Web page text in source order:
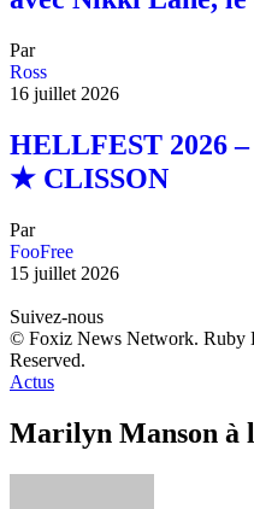
Par
Ross
16 juillet 2026
HELLFEST 2026
★ CLISSON
Par
FooFree
15 juillet 2026
Suivez-nous
© Foxiz News Network. Ruby
Reserved.
Actus
Marilyn Manson à